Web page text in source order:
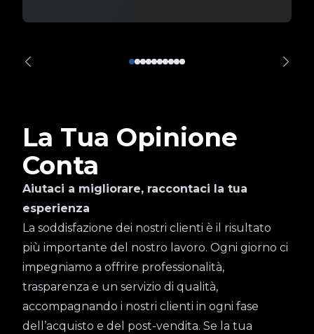
La Tua Opinione
Conta
Aiutaci a migliorare, raccontaci la tua
esperienza
La soddisfazione dei nostri clienti è il risultato
più importante del nostro lavoro. Ogni giorno ci
impegniamo a offrire professionalità,
trasparenza e un servizio di qualità,
accompagnando i nostri clienti in ogni fase
dell’acquisto e del post-vendita. Se la tua